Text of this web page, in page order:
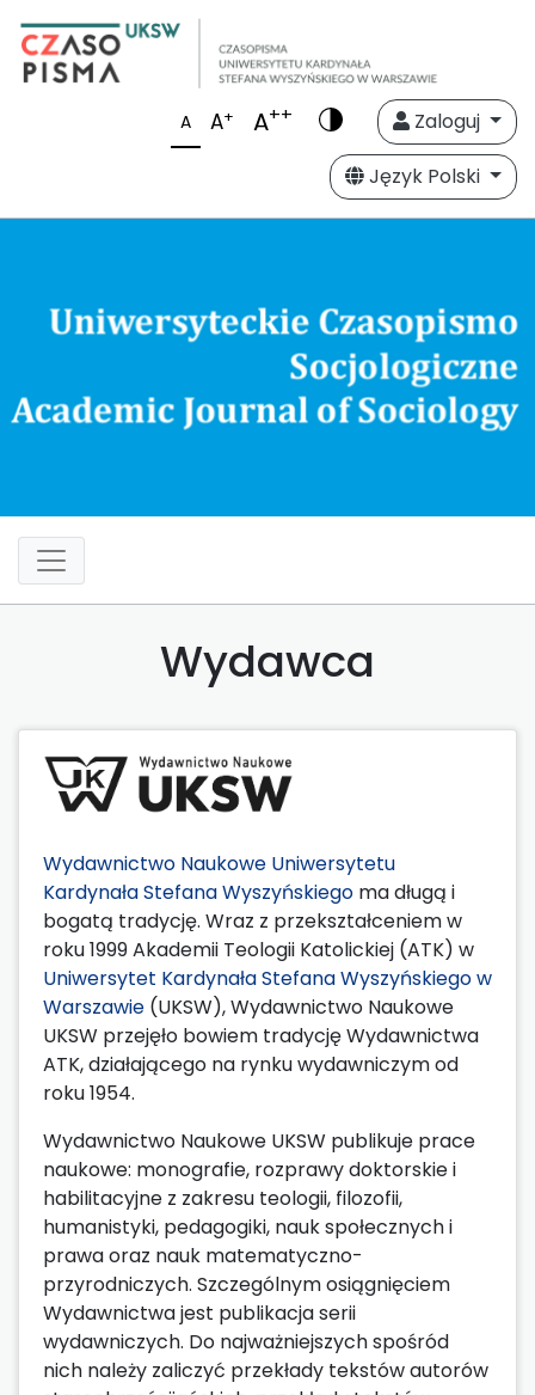
A A+ A++
Zaloguj
Język Polski
Wydawca
Wydawnictwo Naukowe Uniwersytetu
Kardynała Stefana Wyszyńskiego ma długą i
bogatą tradycję. Wraz z przekształceniem w
roku 1999 Akademii Teologii Katolickiej (ATK) w
Uniwersytet Kardynała Stefana Wyszyńskiego w
Warszawie (UKSW), Wydawnictwo Naukowe
UKSW przejęło bowiem tradycję Wydawnictwa
ATK, działającego na rynku wydawniczym od
roku 1954.
Wydawnictwo Naukowe UKSW publikuje prace
naukowe: monografie, rozprawy doktorskie i
habilitacyjne z zakresu teologii, filozofii,
humanistyki, pedagogiki, nauk społecznych i
prawa oraz nauk matematyczno-
przyrodniczych. Szczególnym osiągnięciem
Wydawnictwa jest publikacja serii
wydawniczych. Do najważniejszych spośród
nich należy zaliczyć przekłady tekstów autorów